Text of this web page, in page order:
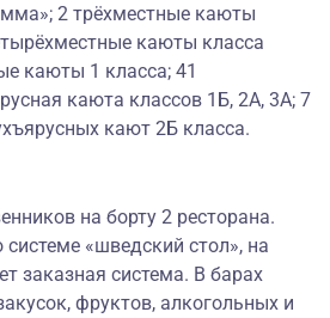
2 трёхместные каюты
каюты класса
каюты 1 класса; 41
каюта классов 1Б, 2А, 3А; 7
кают 2Б класса.
на борту 2 ресторана.
«шведский стол», на
заказная система. В барах
фруктов, алкогольных и